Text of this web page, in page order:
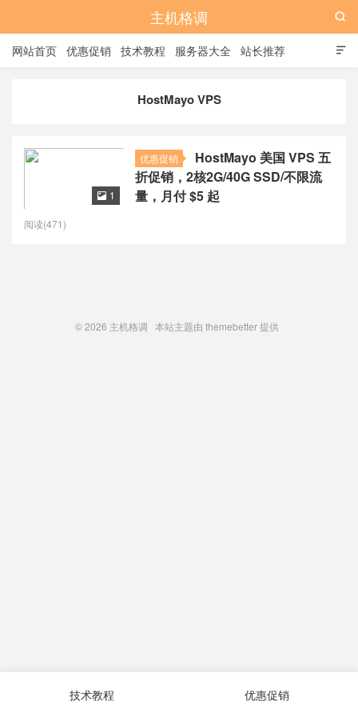
主机格调

网站首页 优惠促销 技术教程 服务器大全 站长推荐

HostMayo VPS
优惠促销
HostMayo 美国 VPS 五
折促销，2核2G/40G SSD/不限流
量，月付 $5 起
 1
阅读(471)
© 2026 主机格调 本站主题由 themebetter提供
技术教程 优惠促销